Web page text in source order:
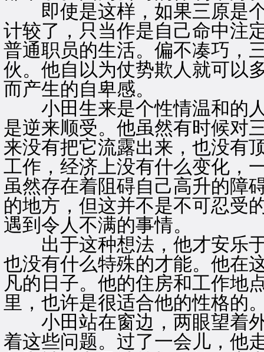
即使是这样，如果三原是个
计较了，只当作是自己命中注
普通职员的生活。偏不凑巧，
伙。他自以为仗势欺人就可以
而产生的自卑感。
小田生来是个性情温和的人
是逆来顺受。他虽然有时候对
来没有把它流露出来，也没有
工作，经济上没有什么变化，
虽然存在着阻碍自己高升的障
的地方，但这并不是不可忍受
遇到令人不满的事情。
出于这种想法，他才安乐于
也没有什么特殊的才能。他在
凡的日子。他的住房和工作地
里，也许是很适合他的性格的
小田站在窗边，两眼望着外
着这些问题。过了一会儿，他